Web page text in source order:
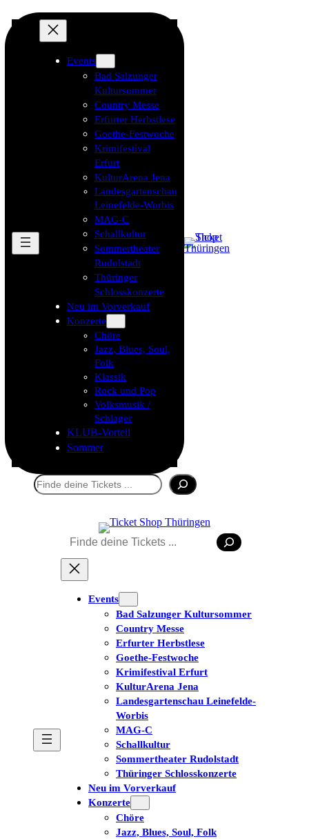
Events
Bad Salzunger
Kultursommer
Country Messe
Erfurter Herbstlese
Goethe-Festwoche
Krimifestival
Erfurt
KulturArena Jena
Landesgartenschau
Leinefelde-Worbis
MAG-C
Schallkultur
Sommertheater
Rudolstadt
Thüringer
Schlosskonzerte
Neu im Vorverkauf
Konzerte
Chöre
Jazz, Blues, Soul,
Folk
Klassik
Rock und Pop
Volksmusik /
Schlager
KLUB-Vorteil
Sommer
Suchen
Suchen
Events
Bad Salzunger Kultursommer
Country Messe
Erfurter Herbstlese
Goethe-Festwoche
Krimifestival Erfurt
KulturArena Jena
Landesgartenschau Leinefelde-
Worbis
MAG-C
Schallkultur
Sommertheater Rudolstadt
Thüringer Schlosskonzerte
Neu im Vorverkauf
Konzerte
Chöre
Jazz, Blues, Soul, Folk
Tickets kaufen